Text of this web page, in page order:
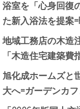
浴室を「心身回復
た新入浴法を提案
地域工務店の木造
「木造住宅建築
旭化成ホームズと
大へ=ガーデンカ